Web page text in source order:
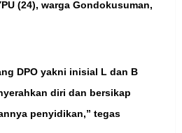
(24), warga Gondokusuman,
DPO yakni inisial L dan B
diri dan bersikap
penyidikan,” tegas